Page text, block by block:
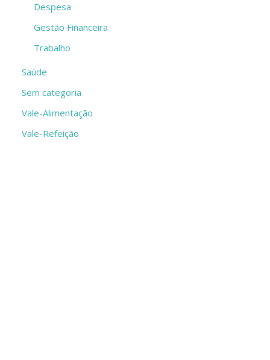
Despesa
Gestão Financeira
Trabalho
Saúde
Sem categoria
Vale-Alimentação
Vale-Refeição